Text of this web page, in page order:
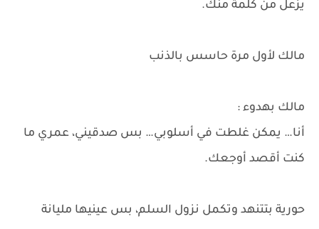
يزعل من كلمة منك.
مالك لأول مرة حاسس بالذنب
مالك بهدوء :
أنا… يمكن غلطت في أسلوبي… بس صدقيني، عمري ما
كنت أقصد أوجعك.
حورية بتتنهد وتكمل نزول السلم، بس عينيها مليانة